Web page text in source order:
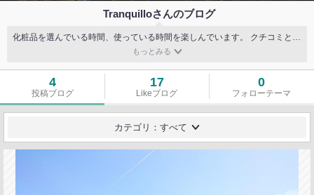
Tranquilloさんのブログ
化粧品を選んでいる時間、使っている時間を楽しんでいます。 クチコミと並行しつつ、マイペースで投稿していきたいと思います。 よろしくお願いいたします。
4
投稿ブログ
17
Likeブログ
0
フォローテーマ
カテゴリ：すべて